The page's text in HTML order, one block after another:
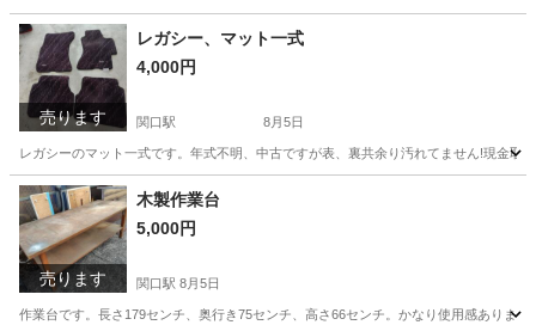
岐阜 関市 関口駅 木製
売ります
レガシー、マット一式
4,000円
関口駅 8月5日
レガシーのマット一式です。年式不明、中古ですが表、裏共余り汚れてません!現金
岐阜 関市 関口駅 内装、インテリア
売ります
木製作業台
5,000円
関口駅 8月5日
作業台です。長さ179センチ、奥行き75センチ、高さ66センチ。かなり使用感ありま